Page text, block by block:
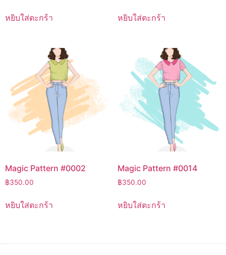
หยิบใส่ตะกร้า หยิบใส่ตะกร้า
Magic Pattern #0002
฿350.00
หยิบใส่ตะกร้า
Magic Pattern #0014
฿350.00
หยิบใส่ตะกร้า